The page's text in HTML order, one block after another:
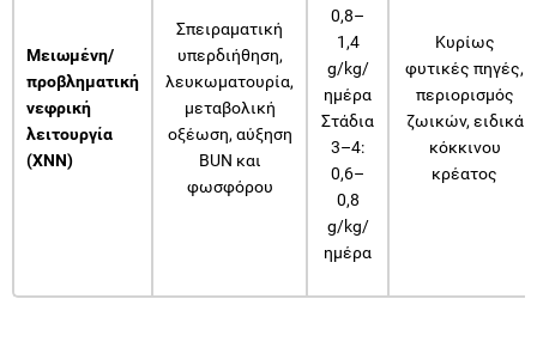
Μειωμένη/
προβληματική
νεφρική
λειτουργία
(ΧΝΝ)
Σπειραματική
υπερδιήθηση,
λευκωματουρία,
μεταβολική
οξέωση, αύξηση
BUN και
φωσφόρου
0,8–
1,4
g/kg/
ημέρα
Στάδια
3–4:
0,6–
0,8
g/kg/
ημέρα
Κυρίως
φυτικές πηγές,
περιορισμός
ζωικών, ειδικά
κόκκινου
κρέατος